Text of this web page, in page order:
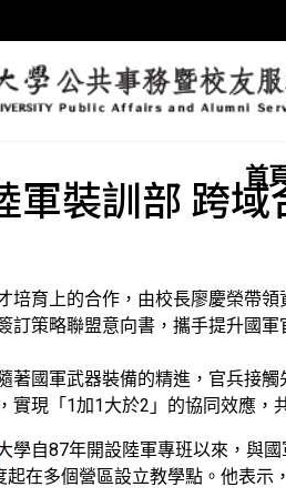
首
軍裝訓部 跨
培育上的合作，由校長廖慶榮帶
訂策略聯盟意向書，攜手提升國
著國軍武器裝備的精進，官兵接
實現「1加1大於2」的協同效應，
學自87年開設陸軍專班以來，與
在多個營區設立教學點。他表